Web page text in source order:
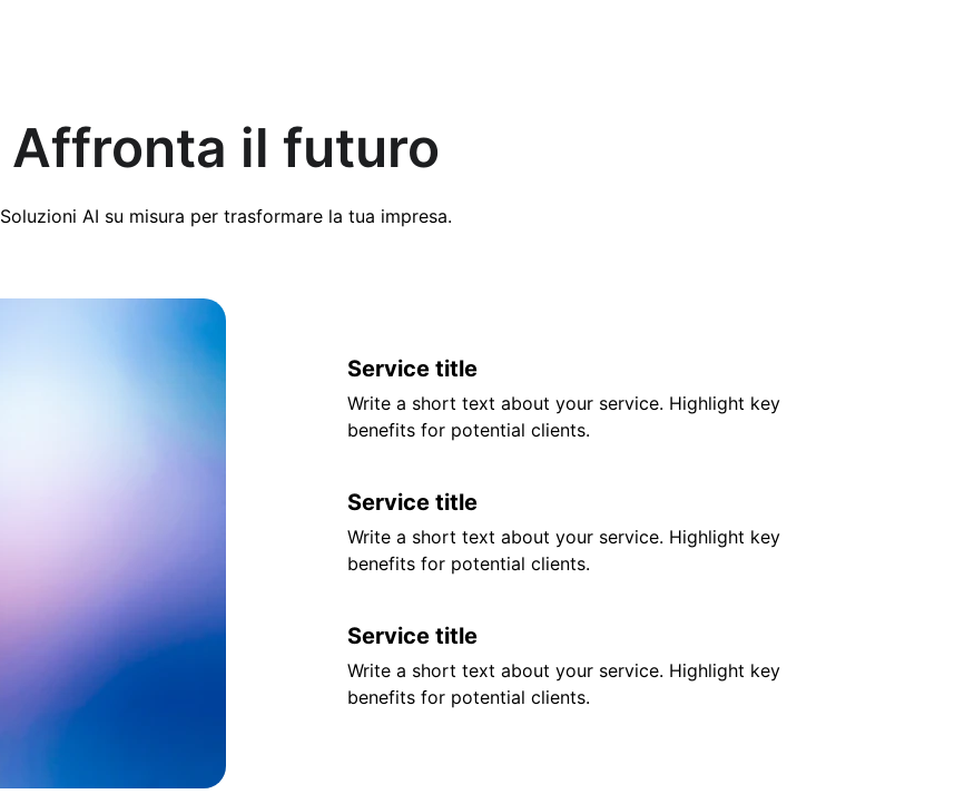
Affronta il futuro
Soluzioni AI su misura per trasformare la tua impresa.
Service title
Write a short text about your service. Highlight key
benefits for potential clients.
Service title
Write a short text about your service. Highlight key
benefits for potential clients.
Service title
Write a short text about your service. Highlight key
benefits for potential clients.